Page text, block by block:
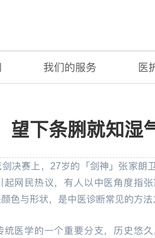
我们的服务 医
】望下条脷就
望下条脷就知
剑决赛上，27岁的「剑神」张家朗
起网民热议，有人以中医角度指
色与形状，是中医诊断常见的方法
统医学的一个重要分支，历史悠